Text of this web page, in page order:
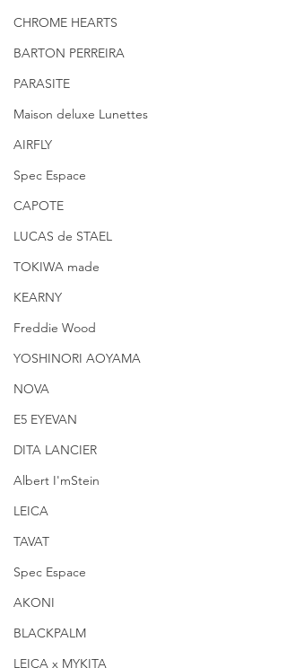
CHROME HEARTS
BARTON PERREIRA
PARASITE
Maison deluxe Lunettes
AIRFLY
Spec Espace
CAPOTE
LUCAS de STAEL
TOKIWA made
KEARNY
Freddie Wood
YOSHINORI AOYAMA
NOVA
E5 EYEVAN
DITA LANCIER
Albert I'mStein
LEICA
TAVAT
Spec Espace
AKONI
BLACKPALM
LEICA x MYKITA